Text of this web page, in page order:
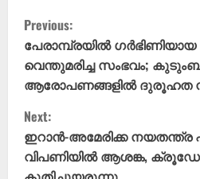
C
o
n
t
i
Previous:
പേരാമ്പ്രയിൽ
വെന്തുമരിച്ച സംഭവം;
ആരോപണങ്ങളിൽ ദുരൂഹത
Next:
ഇറാൻ-അമേരിക്ക
വിപണിയിൽ ആശങ്ക,